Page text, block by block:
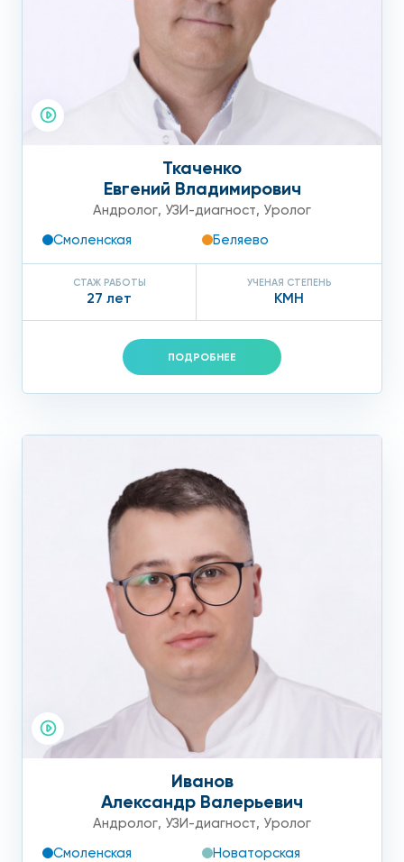
Ткаченко
Евгений Владимирович
Андролог, УЗИ-диагност, Уролог
Смоленская
Беляево
СТАЖ РАБОТЫ
27 лет
УЧЕНАЯ СТЕПЕНЬ
КМН
ПОДРОБНЕЕ
Иванов
Александр Валерьевич
Андролог, УЗИ-диагност, Уролог
Смоленская
Новаторская